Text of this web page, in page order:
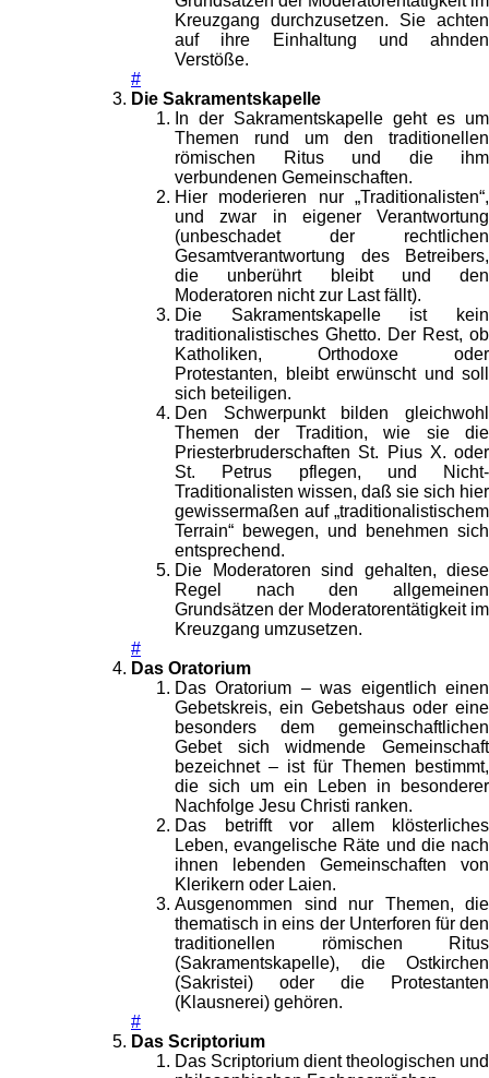
Kreuzgang durchzusetzen. Sie achten
auf ihre Einhaltung und ahnden
Verstöße.
#
Die Sakramentskapelle
In der Sakramentskapelle geht es um
Themen rund um den traditionellen
römischen Ritus und die ihm
verbundenen Gemeinschaften.
Hier moderieren nur „Traditionalisten“,
und zwar in eigener Verantwortung
(unbeschadet der rechtlichen
Gesamtverantwortung des Betreibers,
die unberührt bleibt und den
Moderatoren nicht zur Last fällt).
Die Sakramentskapelle ist kein
traditionalistisches Ghetto. Der Rest, ob
Katholiken, Orthodoxe oder
Protestanten, bleibt erwünscht und soll
sich beteiligen.
Den Schwerpunkt bilden gleichwohl
Themen der Tradition, wie sie die
Priesterbruderschaften St. Pius X. oder
St. Petrus pflegen, und Nicht-
Traditionalisten wissen, daß sie sich hier
gewissermaßen auf „traditionalistischem
Terrain“ bewegen, und benehmen sich
entsprechend.
Die Moderatoren sind gehalten, diese
Regel nach den allgemeinen
Grundsätzen der Moderatorentätigkeit im
Kreuzgang umzusetzen.
#
Das Oratorium
Das Oratorium – was eigentlich einen
Gebetskreis, ein Gebetshaus oder eine
besonders dem gemeinschaftlichen
Gebet sich widmende Gemeinschaft
bezeichnet – ist für Themen bestimmt,
die sich um ein Leben in besonderer
Nachfolge Jesu Christi ranken.
Das betrifft vor allem klösterliches
Leben, evangelische Räte und die nach
ihnen lebenden Gemeinschaften von
Klerikern oder Laien.
Ausgenommen sind nur Themen, die
thematisch in eins der Unterforen für den
traditionellen römischen Ritus
(Sakramentskapelle), die Ostkirchen
(Sakristei) oder die Protestanten
(Klausnerei) gehören.
#
Das Scriptorium
Das Scriptorium dient theologischen und